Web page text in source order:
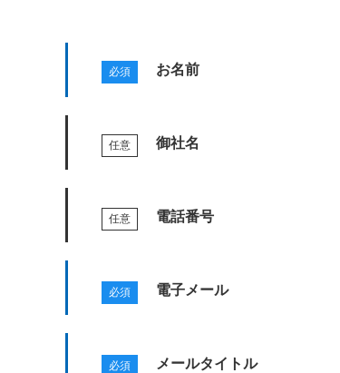
お名前
御社名
電話番号
電子メール
メールタイトル